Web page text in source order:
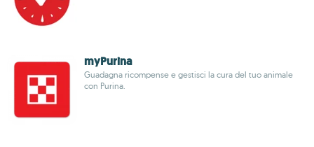
myPurina
Guadagna ricompense e gestisci la cura del tuo animale
con Purina.